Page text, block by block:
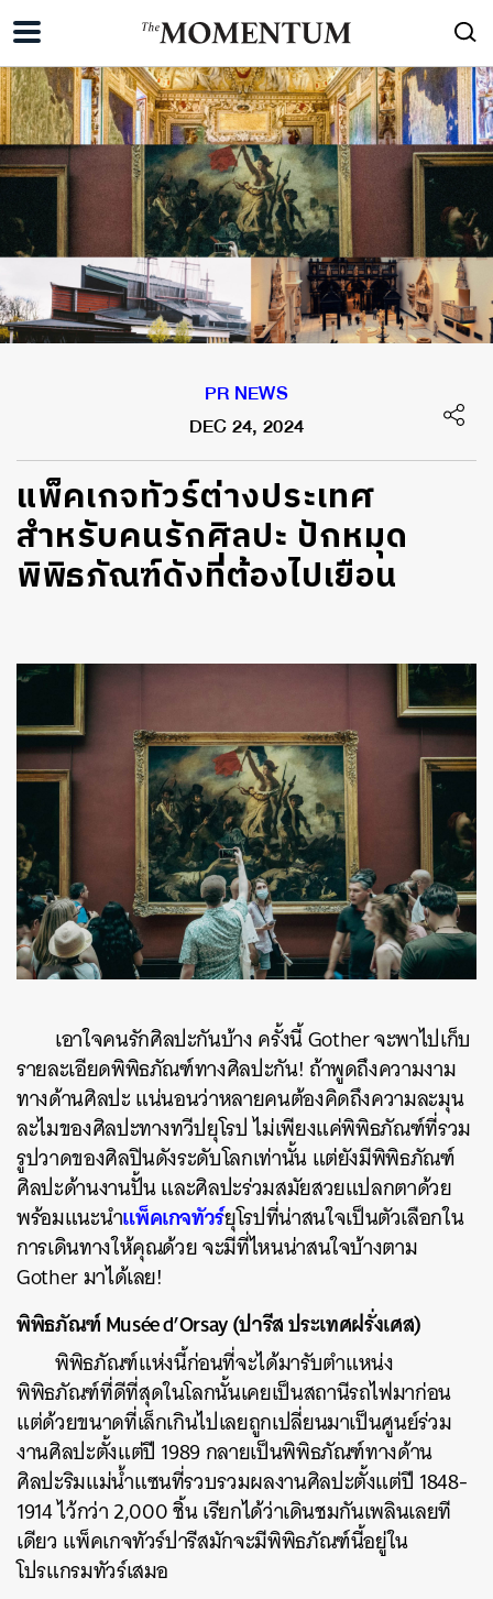
PR NEWS
DEC 24, 2024
แพ็คเกจทัวร์ต่างประเทศ
สำหรับคนรักศิลปะ ปักหมุด
พิพิธภัณฑ์ดังที่ต้องไปเยือน
เอาใจคนรักศิลปะกันบ้าง ครั้งนี้ Gother จะพาไปเก็บ
รายละเอียดพิพิธภัณฑ์ทางศิลปะกัน! ถ้าพูดถึงความงาม
ทางด้านศิลปะ แน่นอนว่าหลายคนต้องคิดถึงความละมุน
ละไมของศิลปะทางทวีปยุโรป ไม่เพียงแค่พิพิธภัณฑ์ที่รวม
รูปวาดของศิลปินดังระดับโลกเท่านั้น แต่ยังมีพิพิธภัณฑ์
ศิลปะด้านงานปั้น และศิลปะร่วมสมัยสวยแปลกตาด้วย
พร้อมแนะนำแพ็คเกจทัวร์ยุโรปที่น่าสนใจเป็นตัวเลือกใน
การเดินทางให้คุณด้วย จะมีที่ไหนน่าสนใจบ้างตาม
Gother มาได้เลย!
พิพิธภัณฑ์ Musée d’Orsay (ปารีส ประเทศฝรั่งเศส)
พิพิธภัณฑ์แห่งนี้ก่อนที่จะได้มารับตำแหน่ง
พิพิธภัณฑ์ที่ดีที่สุดในโลกนั้นเคยเป็นสถานีรถไฟมาก่อน
แต่ด้วยขนาดที่เล็กเกินไปเลยถูกเปลี่ยนมาเป็นศูนย์ร่วม
งานศิลปะตั้งแต่ปี 1989 กลายเป็นพิพิธภัณฑ์ทางด้าน
ศิลปะริมแม่น้ำแซนที่รวบรวมผลงานศิลปะตั้งแต่ปี 1848-
1914 ไว้กว่า 2,000 ชิ้น เรียกได้ว่าเดินชมกันเพลินเลยที
เดียว แพ็คเกจทัวร์ปารีสมักจะมีพิพิธภัณฑ์นี้อยู่ใน
โปรแกรมทัวร์เสมอ